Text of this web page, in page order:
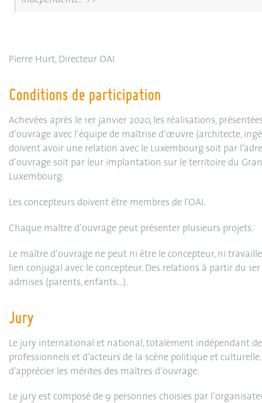
Pierre Hurt, Directeur OAI
Conditions de participation
Achevées après le 1er janvier 2020, les réalisations,
d’ouvrage avec l’équipe de maîtrise d’œuvre (architecte,
doivent avoir une relation avec le Luxembourg soit par
d’ouvrage soit par leur implantation sur le territoire du
Luxembourg.
Les concepteurs doivent être membres de l’OAI.
Chaque maître d’ouvrage peut présenter plusieurs projets.
Le maître d’ouvrage ne peut ni être le concepteur, ni
lien conjugal avec le concepteur. Des relations à partir du
admises (parents, enfants…).
Jury
Le jury international et national, totalement indépendant de
professionnels et d’acteurs de la scène politique et
d’apprécier les mérites des maîtres d’ouvrage.
Le jury est composé de 9 personnes choisies par